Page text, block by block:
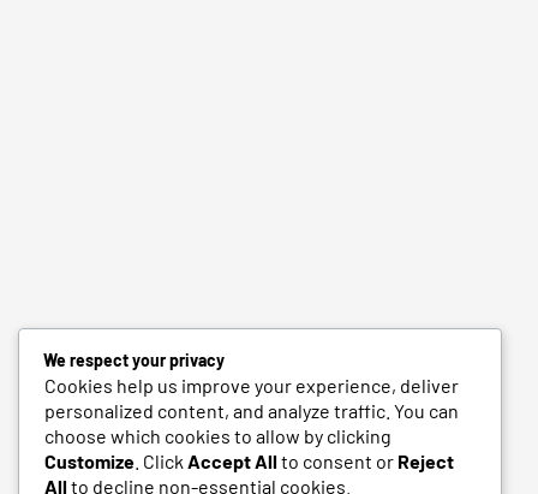
We respect your privacy
Cookies help us improve your experience, deliver
personalized content, and analyze traffic. You can
choose which cookies to allow by clicking
Customize . Click Accept Allto consent or Reject
Allto decline non-essential cookies.